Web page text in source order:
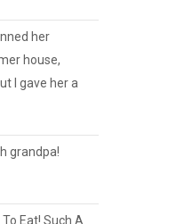
her
house,
I gave her a
grandpa!
Eat! Such A